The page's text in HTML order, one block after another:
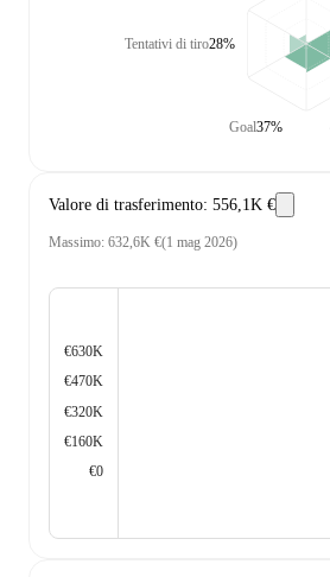
Tentativi di tiro28%
Goal37%
Valore di trasferimento: 556,1K €
Massimo: 632,6K €(1 mag 2026)
€630K
€470K
€320K
€160K
€0